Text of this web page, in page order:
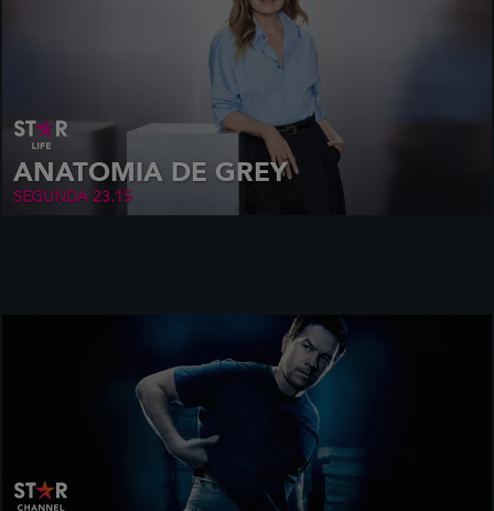
ANATOMIA DE GREY
SEGUNDA 23.15